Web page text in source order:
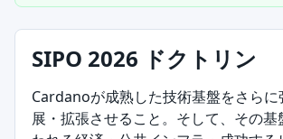
SIPO 2026 ドクトリン
Cardanoが成熟した技術基盤をさらに
展・拡張させること。そして、その基